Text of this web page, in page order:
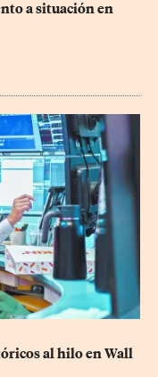
a situación en
al hilo en Wall